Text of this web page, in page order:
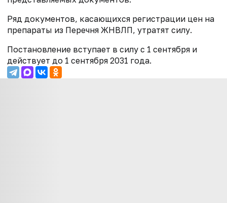
Ряд документов, касающихся регистрации цен на
препараты из Перечня ЖНВЛП, утратят силу.
Постановление вступает в силу с 1 сентября и
действует до 1 сентября 2031 года.